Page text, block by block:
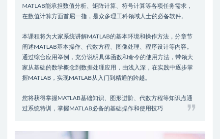
MATLAB能承担数值分析、矩阵计算、符号计算等各项任务需求，
在数值计算方面首屈一指，是众多理工科领域人士的必备软件。
本课程将为大家系统讲解MATLAB的基本环境和操作方法，分章节
阐述MATLAB基本操作、代数方程、图像处理、程序设计等内容。
通过综合应用举例，充分说明具体函数和命令的使用方法，带领大
家从基础的数学概念到数据处理应用，由浅入深，在实践中逐步掌
握MATLAB，实现MATLAB从入门到精通的跨越。
您将获得掌握MATLAB基础知识、图形进阶、代数方程等知识点通
过系统特训，掌握MATLAB必备的基础操作和使用技巧